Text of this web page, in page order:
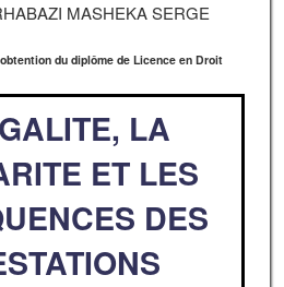
MASHEKA SERGE
du diplôme de Licence en Droit
LA
ET LES
DES